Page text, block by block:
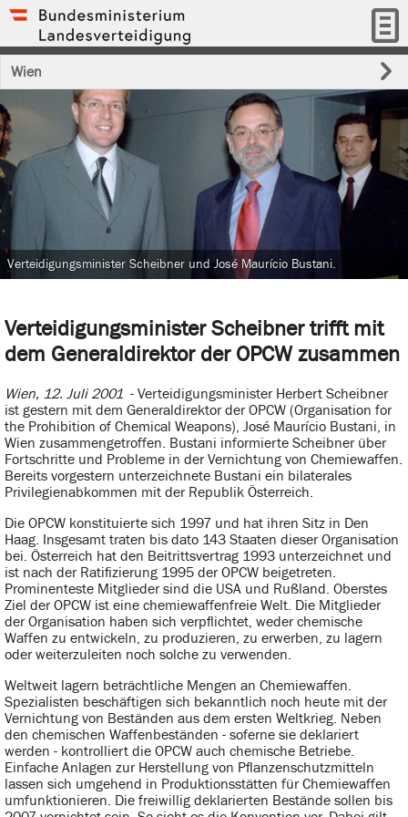
Wien
Verteidigungsminister Scheibner trifft mit
dem Generaldirektor der OPCW zusammen
Wien, 12. Juli 2001 - Verteidigungsminister Herbert Scheibner
ist gestern mit dem Generaldirektor der OPCW (Organisation for
the Prohibition of Chemical Weapons), José Maurício Bustani, in
Wien zusammengetroffen. Bustani informierte Scheibner über
Fortschritte und Probleme in der Vernichtung von Chemiewaffen.
Bereits vorgestern unterzeichnete Bustani ein bilaterales
Privilegienabkommen mit der Republik Österreich.
Die OPCW konstituierte sich 1997 und hat ihren Sitz in Den
Haag. Insgesamt traten bis dato 143 Staaten dieser Organisation
bei. Österreich hat den Beitrittsvertrag 1993 unterzeichnet und
ist nach der Ratifizierung 1995 der OPCW beigetreten.
Prominenteste Mitglieder sind die USA und Rußland. Oberstes
Ziel der OPCW ist eine chemiewaffenfreie Welt. Die Mitglieder
der Organisation haben sich verpflichtet, weder chemische
Waffen zu entwickeln, zu produzieren, zu erwerben, zu lagern
oder weiterzuleiten noch solche zu verwenden.
Weltweit lagern beträchtliche Mengen an Chemiewaffen.
Spezialisten beschäftigen sich bekanntlich noch heute mit der
Vernichtung von Beständen aus dem ersten Weltkrieg. Neben
den chemischen Waffenbeständen - soferne sie deklariert
werden - kontrolliert die OPCW auch chemische Betriebe.
Einfache Anlagen zur Herstellung von Pflanzenschutzmitteln
lassen sich umgehend in Produktionsstätten für Chemiewaffen
umfunktionieren. Die freiwillig deklarierten Bestände sollen bis
Verteidigungsminister Scheibner und José Maurício Bustani.